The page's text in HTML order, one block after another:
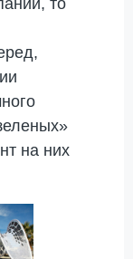
на них